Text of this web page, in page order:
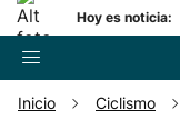
Hoy es noticia:
Inicio Ciclismo